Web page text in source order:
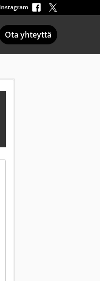
Instagram
Ota yhteyttä